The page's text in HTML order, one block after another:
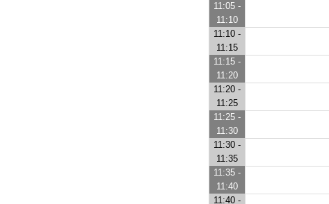
11:05 -
11:10
11:10 -
11:15
11:15 -
11:20
11:20 -
11:25
11:25 -
11:30
11:30 -
11:35
11:35 -
11:40
11:40 -